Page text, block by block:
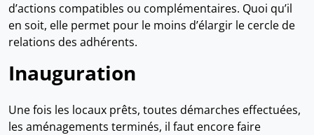
d’actions compatibles ou complémentaires. Quoi qu’il
en soit, elle permet pour le moins d’élargir le cercle de
relations des adhérents.
Inauguration
Une fois les locaux prêts, toutes démarches effectuées,
les aménagements terminés, il faut encore faire